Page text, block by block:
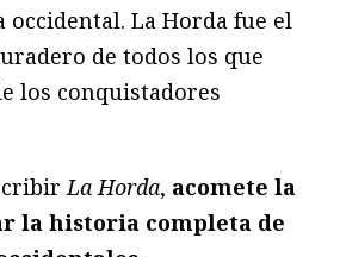
La Horda fue el
de todos los que
los conquistadores
La Horda, acomete la
la historia completa de